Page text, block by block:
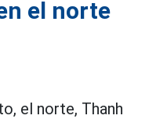
el norte
el norte, Thanh